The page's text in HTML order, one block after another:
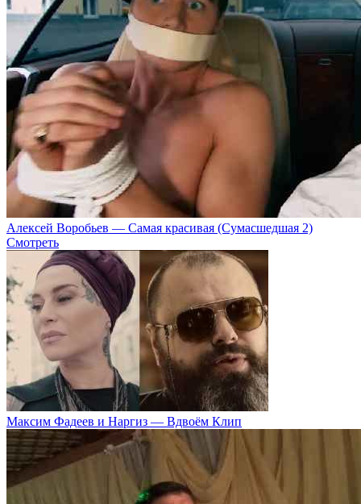
Алексей Воробьев — Самая красивая (Сумасшедшая 2)
Смотреть
Максим Фадеев и Наргиз — Вдвоём Клип